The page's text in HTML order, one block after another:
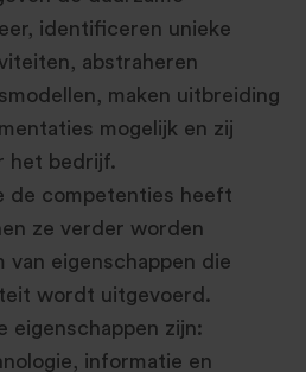
identificeren unieke
abstraheren
maken uitbreiding
mogelijk en zij
het bedrijf.
de competenties heeft
ze verder worden
eigenschappen die
wordt uitgevoerd.
eigenschappen zijn:
informatie en